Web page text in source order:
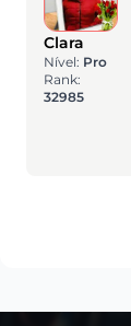
Clara
Nível: Pro
Rank:
32985